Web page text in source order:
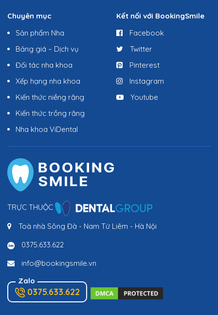
Chuyên mục
Sản phẩm Nha
Bảng giá – Dịch vụ
Đối tác nha khoa
Xếp hạng nha khoa
Kiến thức niềng răng
Kiến thức trồng răng
Nha khoa ViDental
Kết nối với BookingSmile
Facebook
Twitter
Pinterest
Instagram
Youtube
TRỰC THUỘC
Toà nhà Sông Đà - Nam Từ Liêm - Hà Nội
0375.633.622
info@bookingsmile.vn
Zalo
0375.633.622